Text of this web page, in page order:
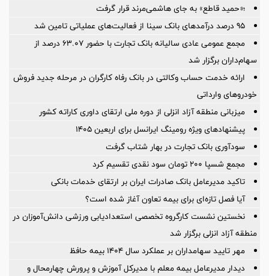
؛«حمید قاطع» به جای هاشمی‌مرند قرار گرفت
95 درصد درآمدهای بانک سینا از فعالیت‌های عملیاتی تامین شد
مجمع عمومی عادی سالیانه بانک تجارت با حضور ۶۳.۰۷ درصد از
سهام‌داران برگزار شد
ارائه خدمت حساب وکالتی در بانک رفاه کارگران در مرحله جدید فروش
خودروهای وارداتی
میزبانی منطقه آزاد انزلی از دوره ملی ارتقای داوری كاراته كشور
پیشنهادهای ویژه رومینگ ایرانسل برای اربعین ۱۴۰۵
سودآوری بانک تجارت در بهار شتاب گرفت
مجمع شسپا 200 تومان سود نقدی تقسیم کرد
تاکید مدیرعامل بانک صادرات ایران بر ارتقای خدمات بانکی
آیا فصل تازه‌ای برای بیمه تعاون آغاز شده است؟
نخستین نشست كارگروه تخصصی استعدادیابی ورزشی دانش‌آموزان در
منطقه آزاد انزلی برگزار شد
مهر تایید سهامداران بر عملكرد سال ۱۴۰۴ بیمه حافظ
دیدار مدیرعامل بیمه معلم با مدیرکل آموزش و پرورش چهارمحال و